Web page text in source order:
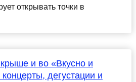
открывать точки в
и во «Вкусно и
концерты, дегустации и